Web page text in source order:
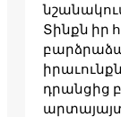
Տինքն իր
դրանցից